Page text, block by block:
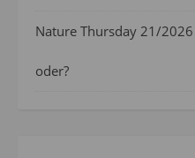
Nature Thursday 21/
oder?